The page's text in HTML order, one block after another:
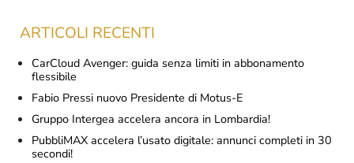
ARTICOLI RECENTI
CarCloud Avenger: guida senza limiti in abbonamento
flessibile
Fabio Pressi nuovo Presidente di Motus-E
Gruppo Intergea accelera ancora in Lombardia!
PubbliMAX accelera l’usato digitale: annunci completi in 30
secondi!